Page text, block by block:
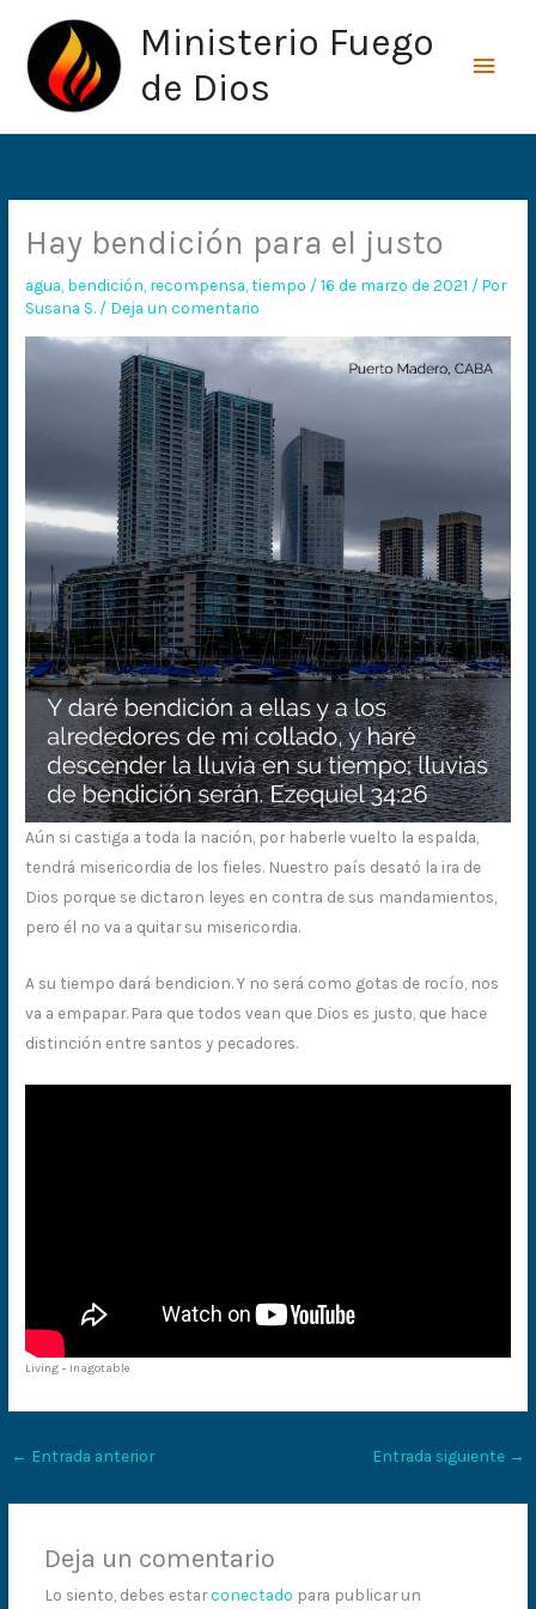
contenido
Ministerio Fuego
de Dios
Hay bendición para el justo
agua bendición recompensa ,tiempo /16 de marzo de 2021 / Por
Susana S. / Deja un comentario
Aún si castiga a toda la nación, por haberle vuelto la espalda,
tendrá misericordia de los fieles. Nuestro país desató la ira de
Dios porque se dictaron leyes en contra de sus mandamientos,
pero él no va a quitar su misericordia.
A su tiempo dará bendicion. Y no será como gotas de rocío, nos
va a empapar. Para que todos vean que Dios es justo, que hace
distinción entre santos y pecadores.
Living – Inagotable
← Entrada anterior Entrada siguiente →
Deja un comentario
Lo siento, debes estarconectado para publicar un